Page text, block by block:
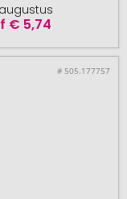
€ 5,74
# 505.177757